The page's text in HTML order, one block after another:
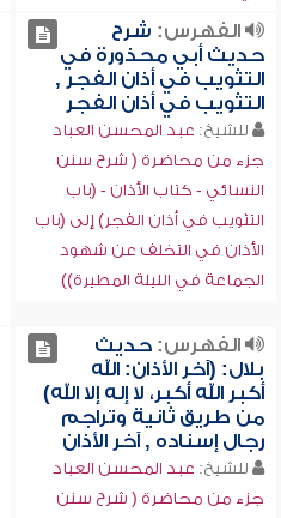
الفهرس: شرح
حديث أبي محذورة في
التثويب في أذان الفجر ,
التثويب في أذان الفجر
للشيخ: عبد المحسن العباد
جزء من محاضرة ( شرح سنن
النسائي - كتاب الأذان - (باب
التثويب في أذان الفجر) إلى (باب
الأذان في التخلف عن شهود
الجماعة في الليلة المطيرة))
الفهرس:حديث
بلال: (آخر الأذان: الله
أكبر الله أكبر، لا إله إلا الله)
من طريق ثانية وتراجم
رجال إسناده , آخر الأذان
للشيخ: عبد المحسن العباد
جزء من محاضرة ( شرح سنن